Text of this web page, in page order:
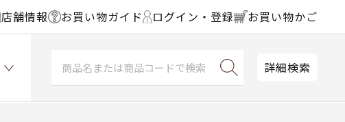
店舗情報 お買い物ガイド ログイン・登録 お買い物かご
詳細検索